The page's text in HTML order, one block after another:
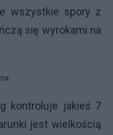
wszystkie spory z
się wyrokami na
kontroluje jakieś 7
jest wielkością